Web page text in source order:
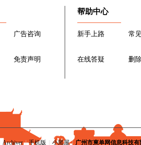
广告咨询
免责声明
帮助中心
新手上路 常
在线答疑 删
Archiver | 手机版 小黑屋 | 广州市柬单网信息科技有